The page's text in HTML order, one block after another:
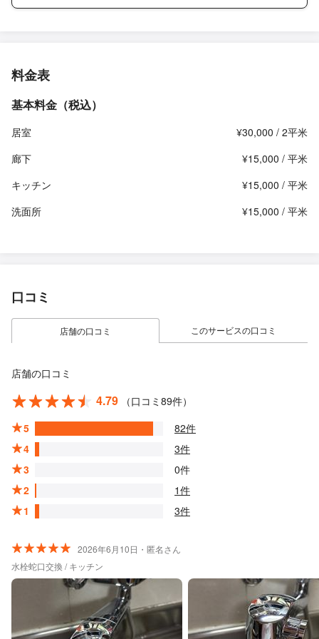
料金表
基本料金（税込）
居室
¥30,000 / 2平米
廊下
¥15,000 / 平米
キッチン
¥15,000 / 平米
洗面所
¥15,000 / 平米
口コミ
店舗の口コミ このサービスの口コミ
店舗の口コミ
4.79
（口コミ89件）
5
82件
4
3件
3
0件
2
1件
1
3件
2026年6月10日・匿名さん
水栓蛇口交換 / キッチン